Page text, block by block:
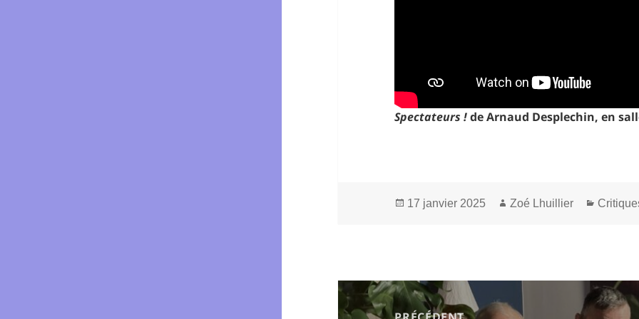
Spectateurs !de Arnaud Desplechin, en
Publié
17 janvier 2025 Auteur
Zoé Lhuillier
Navigation
de